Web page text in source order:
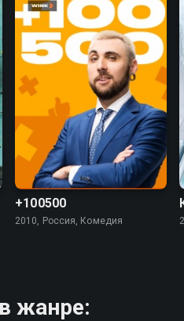
5.5 4.5
+100500
2010, Россия, Комедия
жанре: